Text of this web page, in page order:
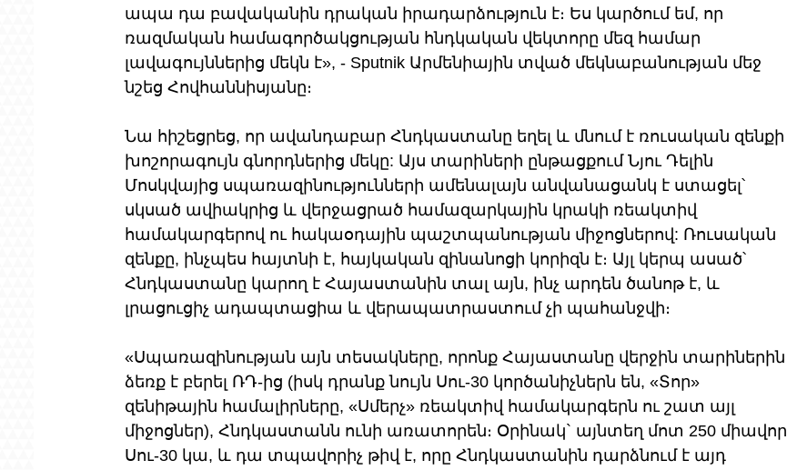
ապա դա բավականին դրական իրադարձություն է։ Ես կարծում եմ, որ
ռազմական համագործակցության հնդկական վեկտորը մեզ համար
լավագույններից մեկն է», - Sputnik Արմենիային տված մեկնաբանության մեջ
նշեց Հովհաննիսյանը։
Նա հիշեցրեց, որ ավանդաբար Հնդկաստանը եղել և մնում է ռուսական զենքի
խոշորագույն գնորդներից մեկը: Այս տարիների ընթացքում Նյու Դելին
Մոսկվայից սպառազինությունների ամենալայն անվանացանկ է ստացել՝
սկսած ավիակրից և վերջացրած համազարկային կրակի ռեակտիվ
համակարգերով ու հակաօդային պաշտպանության միջոցներով: Ռուսական
զենքը, ինչպես հայտնի է, հայկական զինանոցի կորիզն է։ Այլ կերպ ասած՝
Հնդկաստանը կարող է Հայաստանին տալ այն, ինչ արդեն ծանոթ է, և
լրացուցիչ ադապտացիա և վերապատրաստում չի պահանջվի։
«Սպառազինության այն տեսակները, որոնք Հայաստանը վերջին տարիներին
ձեռք է բերել ՌԴ-ից (իսկ դրանք նույն Սու-30 կործանիչներն են, «Տոր»
զենիթային համալիրները, «Սմերչ» ռեակտիվ համակարգերն ու շատ այլ
միջոցներ), Հնդկաստանն ունի առատորեն։ Օրինակ` այնտեղ մոտ 250 միավոր
Սու-30 կա, և դա տպավորիչ թիվ է, որը Հնդկաստանին դարձնում է այդ